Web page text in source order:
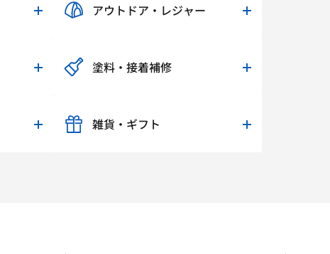
アウトドア・レジャー
塗料・接着補修
雑貨・ギフト